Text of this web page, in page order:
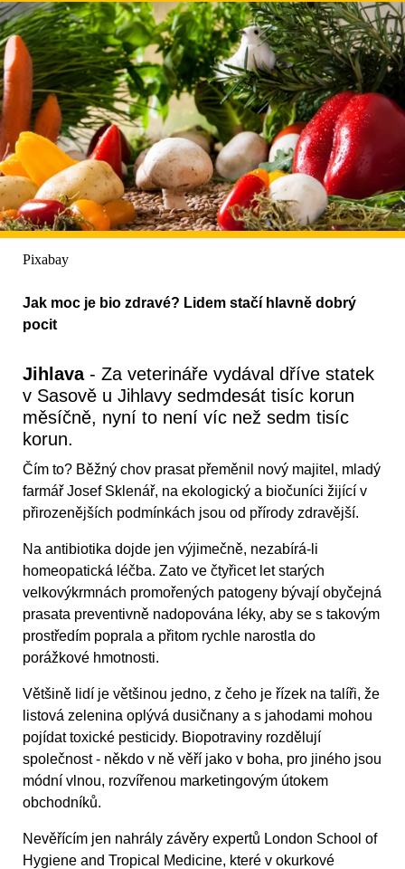
Pixabay
Jak moc je bio zdravé? Lidem stačí hlavně dobrý
pocit
Jihlava- Za veterináře vydával dříve statek
v Sasově u Jihlavy sedmdesát tisíc korun
měsíčně, nyní to není víc než sedm tisíc
korun.
Čím to? Běžný chov prasat přeměnil nový majitel, mladý
farmář Josef Sklenář, na ekologický a biočuníci žijící v
přirozenějších podmínkách jsou od přírody zdravější.
Na antibiotika dojde jen výjimečně, nezabírá-li
homeopatická léčba. Zato ve čtyřicet let starých
velkovýkrmnách promořených patogeny bývají obyčejná
prasata preventivně nadopována léky, aby se s takovým
prostředím poprala a přitom rychle narostla do
porážkové hmotnosti.
Většině lidí je většinou jedno, z čeho je řízek na talíři, že
listová zelenina oplývá dusičnany a s jahodami mohou
pojídat toxické pesticidy. Biopotraviny rozdělují
společnost - někdo v ně věří jako v boha, pro jiného jsou
módní vlnou, rozvířenou marketingovým útokem
obchodníků.
Nevěřícím jen nahrály závěry expertů London School of
Hygiene and Tropical Medicine, které v okurkové